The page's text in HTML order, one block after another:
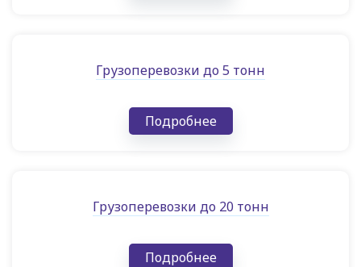
Грузоперевозки до 5 тонн
Подробнее
Грузоперевозки до 20 тонн
Подробнее